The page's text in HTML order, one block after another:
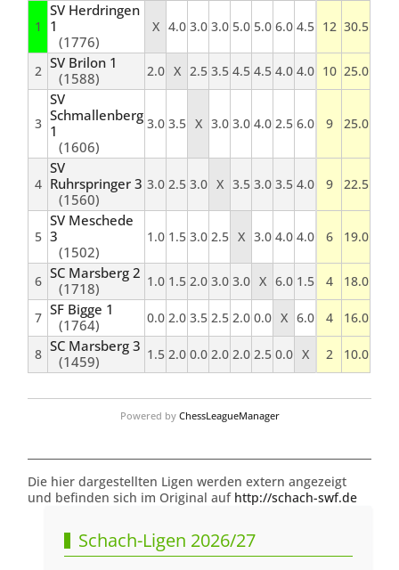
1
SV Herdringen
1
(1776)
X 4.0 3.0 3.0 5.0 5.0 6.0 4.5 12 30.5
2 SV Brilon 1
(1588)
2.0 X 2.5 3.5 4.5 4.5 4.0 4.0 10 25.0
3
SV
Schmallenberg
1
(1606)
3.0 3.5 X 3.0 3.0 4.0 2.5 6.0 9 25.0
4
SV
Ruhrspringer 3
(1560)
3.0 2.5 3.0 X 3.5 3.0 3.5 4.0 9 22.5
5
SV Meschede
3
(1502)
1.0 1.5 3.0 2.5 X 3.0 4.0 4.0 6 19.0
6 SC Marsberg 2
(1718)
1.0 1.5 2.0 3.0 3.0 X 6.0 1.5 4 18.0
7 SF Bigge 1
(1764)
0.0 2.0 3.5 2.5 2.0 0.0 X 6.0 4 16.0
8 SC Marsberg 3
(1459)
1.5 2.0 0.0 2.0 2.0 2.5 0.0 X 2 10.0
Powered by ChessLeagueManager
Die hier dargestellten Ligen werden extern angezeigt
und befinden sich im Original auf http://schach-swf.de
Schach-Ligen 2026/27